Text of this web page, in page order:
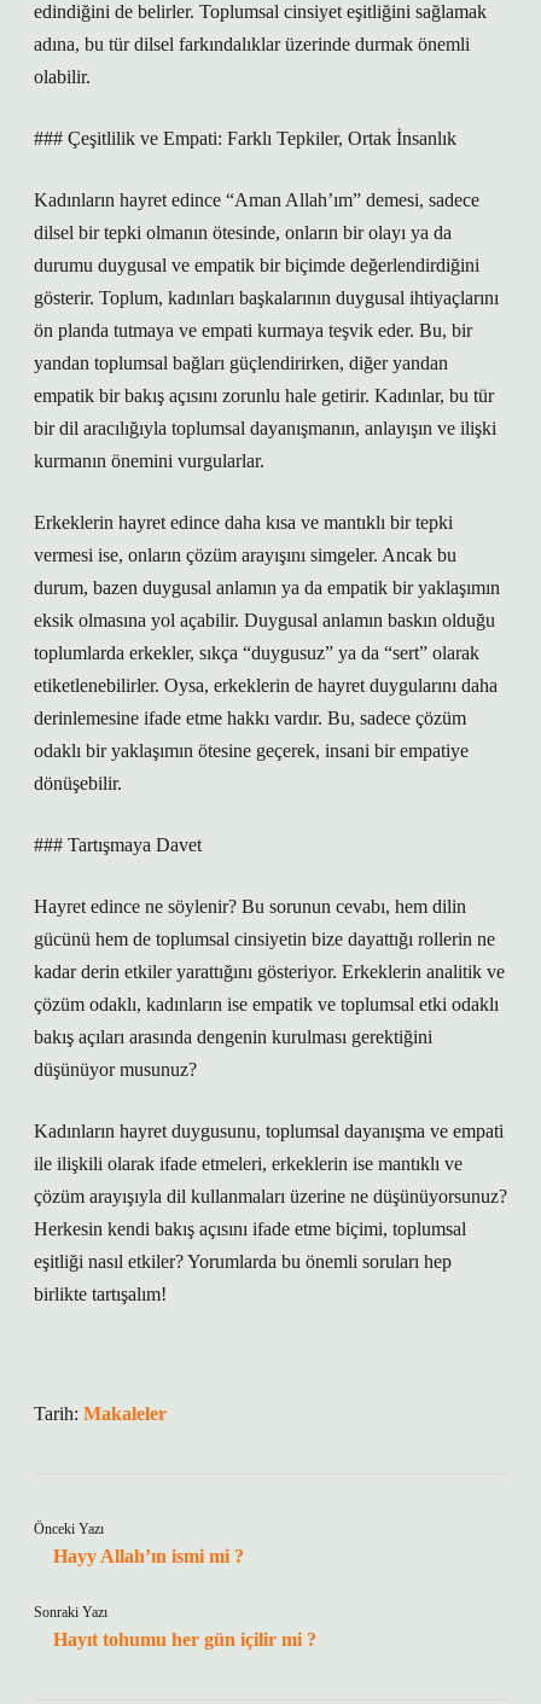
edindiğini de belirler. Toplumsal cinsiyet eşitliğini sağlamak
adına, bu tür dilsel farkındalıklar üzerinde durmak önemli
olabilir.
### Çeşitlilik ve Empati: Farklı Tepkiler, Ortak İnsanlık
Kadınların hayret edince “Aman Allah’ım” demesi, sadece
dilsel bir tepki olmanın ötesinde, onların bir olayı ya da
durumu duygusal ve empatik bir biçimde değerlendirdiğini
gösterir. Toplum, kadınları başkalarının duygusal ihtiyaçlarını
ön planda tutmaya ve empati kurmaya teşvik eder. Bu, bir
yandan toplumsal bağları güçlendirirken, diğer yandan
empatik bir bakış açısını zorunlu hale getirir. Kadınlar, bu tür
bir dil aracılığıyla toplumsal dayanışmanın, anlayışın ve ilişki
kurmanın önemini vurgularlar.
Erkeklerin hayret edince daha kısa ve mantıklı bir tepki
vermesi ise, onların çözüm arayışını simgeler. Ancak bu
durum, bazen duygusal anlamın ya da empatik bir yaklaşımın
eksik olmasına yol açabilir. Duygusal anlamın baskın olduğu
toplumlarda erkekler, sıkça “duygusuz” ya da “sert” olarak
etiketlenebilirler. Oysa, erkeklerin de hayret duygularını daha
derinlemesine ifade etme hakkı vardır. Bu, sadece çözüm
odaklı bir yaklaşımın ötesine geçerek, insani bir empatiye
dönüşebilir.
### Tartışmaya Davet
Hayret edince ne söylenir? Bu sorunun cevabı, hem dilin
gücünü hem de toplumsal cinsiyetin bize dayattığı rollerin ne
kadar derin etkiler yarattığını gösteriyor. Erkeklerin analitik ve
çözüm odaklı, kadınların ise empatik ve toplumsal etki odaklı
bakış açıları arasında dengenin kurulması gerektiğini
düşünüyor musunuz?
Kadınların hayret duygusunu, toplumsal dayanışma ve empati
ile ilişkili olarak ifade etmeleri, erkeklerin ise mantıklı ve
çözüm arayışıyla dil kullanmaları üzerine ne düşünüyorsunuz?
Herkesin kendi bakış açısını ifade etme biçimi, toplumsal
eşitliği nasıl etkiler? Yorumlarda bu önemli soruları hep
birlikte tartışalım!
Tarih: Makaleler
Önceki Yazı
Hayy Allah’ın ismi mi ?
Sonraki Yazı
Hayıt tohumu her gün içilir mi ?